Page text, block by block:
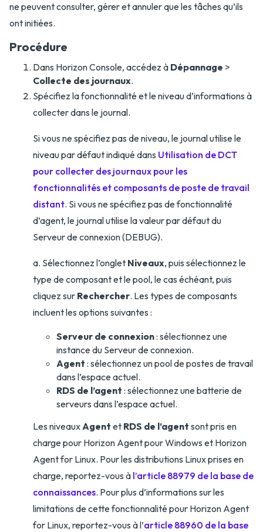
ne peuvent consulter, gérer et annuler que les tâches qu’ils
ont initiées.
Procédure
Dans Horizon Console, accédez à Dépannage >
Collecte des journaux.
Spécifiez la fonctionnalité et le niveau d’informations à
collecter dans le journal.
Si vous ne spécifiez pas de niveau, le journal utilise le
niveau par défaut indiqué dans Utilisation de DCT
pour collecter des journaux pour les
fonctionnalités et composants de poste de travail
distant. Si vous ne spécifiez pas de fonctionnalité
d’agent, le journal utilise la valeur par défaut du
Serveur de connexion (DEBUG).
a. Sélectionnez l’onglet Niveaux, puis sélectionnez le
type de composant et le pool, le cas échéant, puis
cliquez sur Rechercher. Les types de composants
incluent les options suivantes :
Serveur de connexion: sélectionnez une
instance du Serveur de connexion.
Agent : sélectionnez un pool de postes de travail
dans l’espace actuel.
RDS de l’agent : sélectionnez une batterie de
serveurs dans l’espace actuel.
Les niveauxAgent et RDS de l’agent sont pris en
charge pour Horizon Agent pour Windows et Horizon
Agent for Linux. Pour les distributions Linux prises en
charge, reportez-vous à l’article 88979 de la base de
connaissances. Pour plus d’informations sur les
limitations de cette fonctionnalité pour Horizon Agent
for Linux, reportez-vous à l’article 88960 de la base